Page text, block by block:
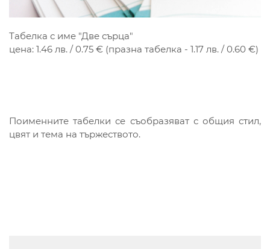
Табелка с име "Две сърца"
цена: 1.46 лв. / 0.75 € (празна табелка - 1.17 лв. / 0.60 €)
Поименните табелки се съобразяват с общия стил,
цвят и тема на тържеството.